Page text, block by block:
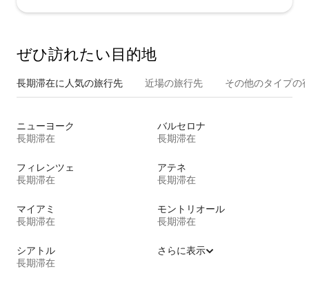
ぜひ訪⁠れ⁠た⁠い目⁠的⁠地
長期滞在に人気の旅行先 近場の旅行先 その他のタ⁠イ⁠プ⁠の
ニューヨーク
長期滞在
バルセロナ
長期滞在
フィレンツェ
長期滞在
アテネ
長期滞在
マイアミ
長期滞在
モントリオール
長期滞在
シアトル
長期滞在
さらに表示